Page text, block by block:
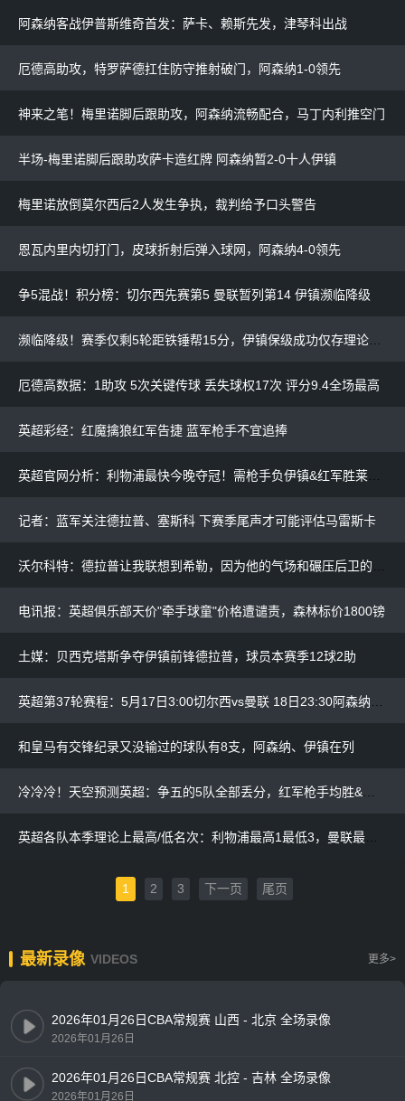
阿森纳客战伊普斯维奇首发：萨卡、赖斯先发，津琴科出战
厄德高助攻，特罗萨德扛住防守推射破门，阿森纳1-0领先
神来之笔！梅里诺脚后跟助攻，阿森纳流畅配合，马丁内利推空门
半场-梅里诺脚后跟助攻萨卡造红牌 阿森纳暂2-0十人伊镇
梅里诺放倒莫尔西后2人发生争执，裁判给予口头警告
恩瓦内里内切打门，皮球折射后弹入球网，阿森纳4-0领先
争5混战！积分榜：切尔西先赛第5 曼联暂列第14 伊镇濒临降级
厄德高数据：1助攻 5次关键传球 丢失球权17次 评分9.4全场最高
英超彩经：红魔擒狼红军告捷 蓝军枪手不宜追捧
记者：蓝军关注德拉普、塞斯科 下赛季尾声才可能评估马雷斯卡
电讯报：英超俱乐部天价"牵手球童"价格遭谴责，森林标价1800镑
土媒：贝西克塔斯争夺伊镇前锋德拉普，球员本赛季12球2助
和皇马有交锋纪录又没输过的球队有8支，阿森纳、伊镇在列
1 2 3 下一页 尾页
最新录像 VIDEOS 更多>
2026年01月26日CBA常规赛 山西 - 北京 全场录像
2026年01月26日
2026年01月26日CBA常规赛 北控 - 吉林 全场录像
2026年01月26日